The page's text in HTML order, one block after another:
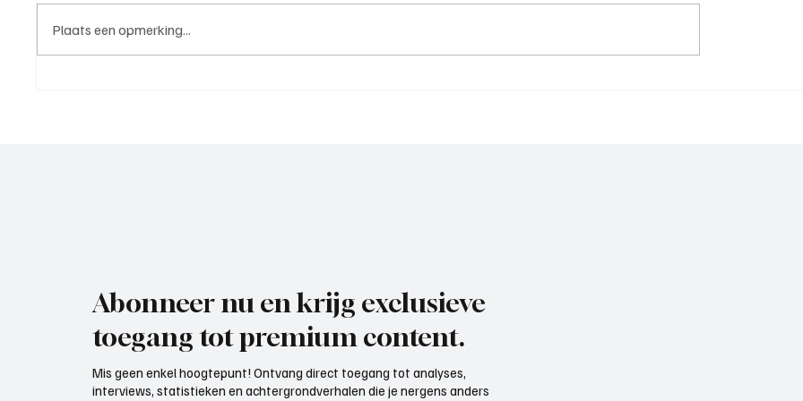
Plaats een opmerking...
Abonneer nu en krijg exclusieve
toegang tot premium content.
Mis geen enkel hoogtepunt! Ontvang direct toegang tot analyses,
interviews, statistieken en achtergrondverhalen die je nergens anders